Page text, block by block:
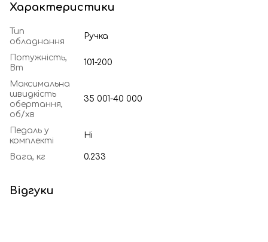
Характеристики
Тип
обладнання
Ручка
Потужність,
Вт
101-200
Максимальна
швидкість
обертання,
об/хв
35 001-40 000
Педаль у
комплекті
Ні
Вага, кг 0.233
Відгуки